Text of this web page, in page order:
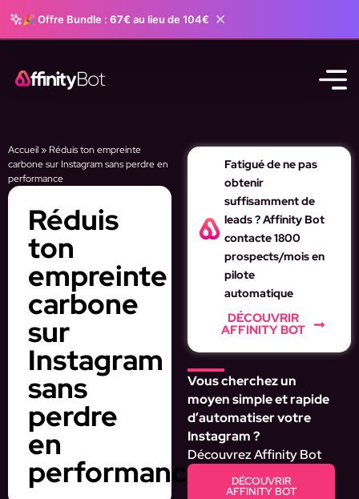
🎉 Offre Bundle : 67€ au lieu de 104€
Accueil» Réduis ton empreinte
carbone sur Instagram sans perdre en
performance
Réduis
ton
empreinte
carbone
sur
Instagram
sans
perdre
en
performance
Fatigué de ne pas
obtenir
suffisamment de
leads ? Affinity Bot
contacte 1800
prospects/mois en
pilote
automatique
DÉCOUVRIR
AFFINITY BOT
Vous cherchez un
moyen simple et rapide
d’automatiser votre
Instagram ?
Découvrez Affinity Bot
DÉCOUVRIR
AFFINITY BOT